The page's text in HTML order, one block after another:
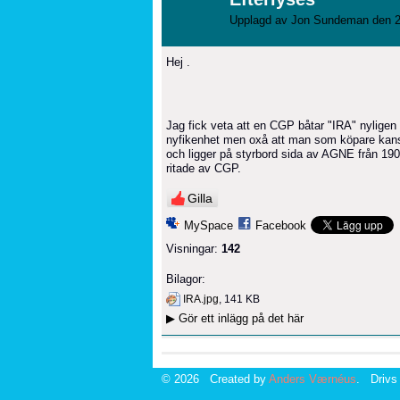
Upplagd av Jon Sundeman den
Hej .
Jag fick veta att en CGP båtar "IRA"
nyfikenhet men oxå att man som köpare
och ligger på styrbord sida av AGNE från
ritade av CGP.
Gilla
MySpace
Facebook
Visningar: 142
Bilagor:
IRA.jpg, 141 KB
▶ Gör ett inlägg på det här
© 2026 Created by Anders Værnéus. Drivs